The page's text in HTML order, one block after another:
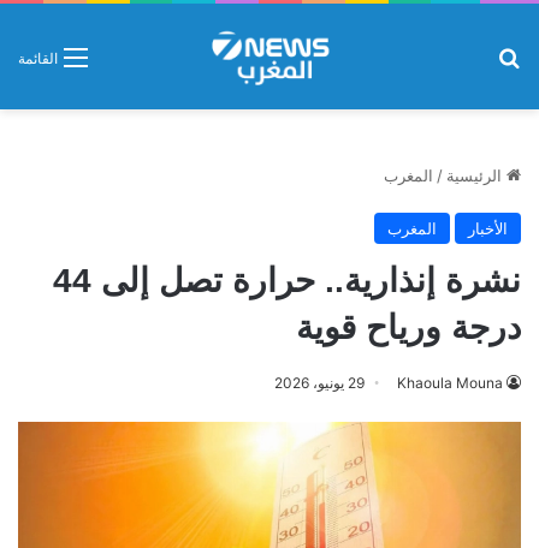
القائمة
الرئيسية / المغرب
الأخبار المغرب
نشرة إنذارية.. حرارة تصل إلى 44
درجة ورياح قوية
Khaoula Mouna 29 يونيو، 2026